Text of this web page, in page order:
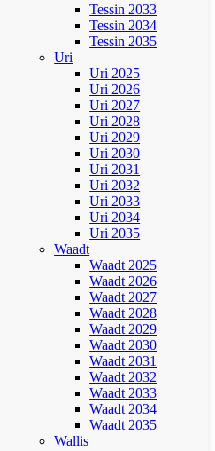
Tessin 2033
Tessin 2034
Tessin 2035
Uri
Uri 2025
Uri 2026
Uri 2027
Uri 2028
Uri 2029
Uri 2030
Uri 2031
Uri 2032
Uri 2033
Uri 2034
Uri 2035
Waadt
Waadt 2025
Waadt 2026
Waadt 2027
Waadt 2028
Waadt 2029
Waadt 2030
Waadt 2031
Waadt 2032
Waadt 2033
Waadt 2034
Waadt 2035
Wallis